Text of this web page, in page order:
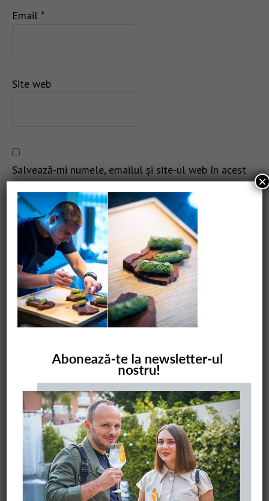
Email *
Site web
Salvează-mi numele, emailul și site-ul web în acest
CAUTARE
COMANDĂ CARTEA NOASTRĂ
×